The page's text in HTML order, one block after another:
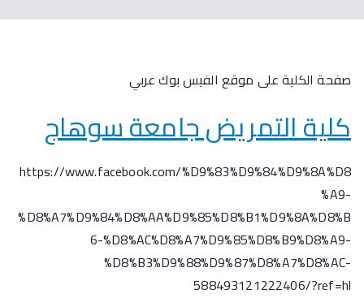
صفحة الكلية على موقع الفيس بوك عربي
كلية التمريض جامعة سوهاج
https://www.facebook.com/%D9%83%D9%84%D9%8A%D8
%A9-
%D8%A7%D9%84%D8%AA%D9%85%D8%B1%D9%8A%D8%B
6-%D8%AC%D8%A7%D9%85%D8%B9%D8%A9-
%D8%B3%D9%88%D9%87%D8%A7%D8%AC-
588493121222406/?ref=hl